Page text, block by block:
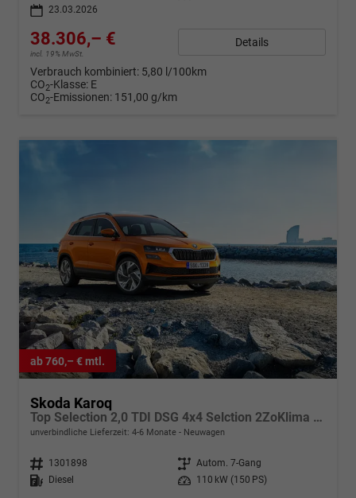
23.03.2026
38.306,– €
incl. 19% MwSt.
Details
Verbrauch kombiniert: 5,80 l/100km
CO2-Klasse: E
CO2-Emissionen: 151,00 g/km
ab 760,– € mtl.
Skoda Karoq
Top Selection 2,0 TDI DSG 4x4 Selction 2ZoKlima 17 Zoll Alu Felgen 5J Garantie Sitzheizung Matrix ACC
unverbindliche Lieferzeit: 4-6 Monate Neuwagen
Fahrzeugnr. 1301898 Getriebe Autom. 7-Gang
Kraftstoff
Diesel Leistung 110 kW (150 PS)